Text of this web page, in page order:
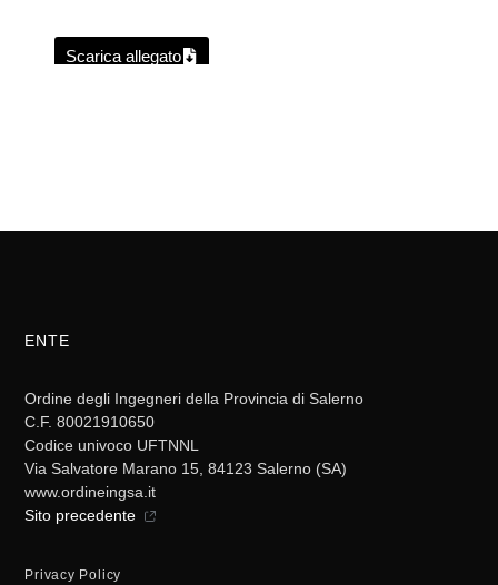
Scarica allegato
ENTE
Ordine degli Ingegneri della Provincia di Salerno
C.F. 80021910650
Codice univoco UFTNNL
Via Salvatore Marano 15, 84123 Salerno (SA)
www.ordineingsa.it
Sito precedente
Privacy Policy